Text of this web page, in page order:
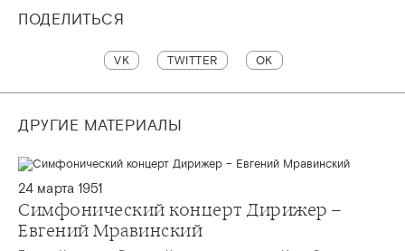
ПОДЕЛИТЬСЯ
VK TWITTER OK
ДРУГИЕ МАТЕРИАЛЫ
24 марта 1951
Симфонический концерт Дирижер –
Евгений Мравинский